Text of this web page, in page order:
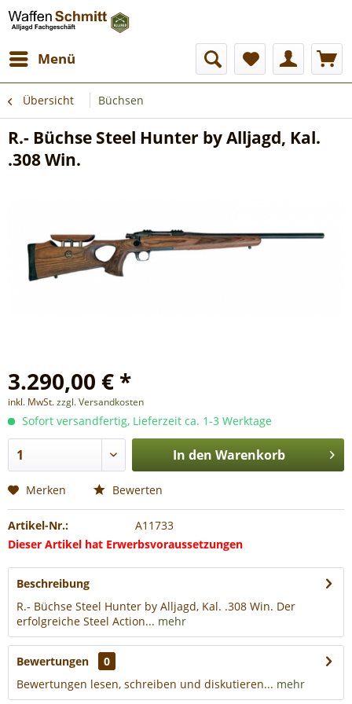
Menü
Übersicht Büchsen
R.- Büchse Steel Hunter by Alljagd, Kal.
.308 Win.
3.290,00 € *
inkl. MwSt.zzgl. Versandkosten
Sofort versandfertig, Lieferzeit ca. 1-3 Werktage
In den Warenkorb
Merken Bewerten
Artikel-Nr.:
A11733
Dieser Artikel hat Erwerbsvoraussetzungen
Beschreibung
R.- Büchse Steel Hunter by Alljagd, Kal. .308 Win. Der
erfolgreiche Steel Action... mehr
Bewertungen
0
Bewertungen lesen, schreiben und diskutieren... mehr